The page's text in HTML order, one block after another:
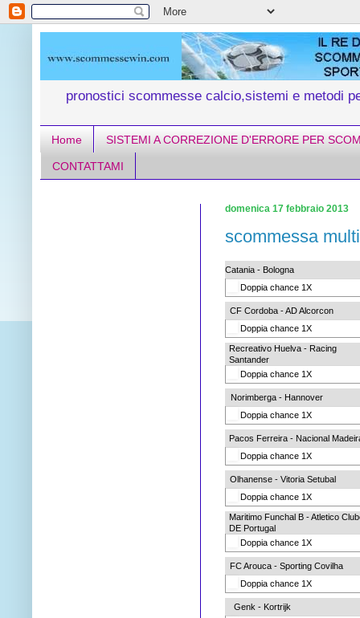
pronostici scommesse calcio,sistemi e metodi
Home SISTEMI A CORREZIONE D'ERRORE PER
CONTATTAMI
domenica 17 febbraio 2013
scommessa
Catania - Bologna
Doppia chance 1X
CF Cordoba - AD Alcorcon
Doppia chance 1X
Recreativo Huelva - Racing
Santander
Doppia chance 1X
Norimberga - Hannover
Doppia chance 1X
Pacos Ferreira - Nacional
Doppia chance 1X
Olhanense - Vitoria Setubal
Doppia chance 1X
Maritimo Funchal B - Atletico
DE Portugal
Doppia chance 1X
FC Arouca - Sporting Covilha
Doppia chance 1X
Genk - Kortrijk